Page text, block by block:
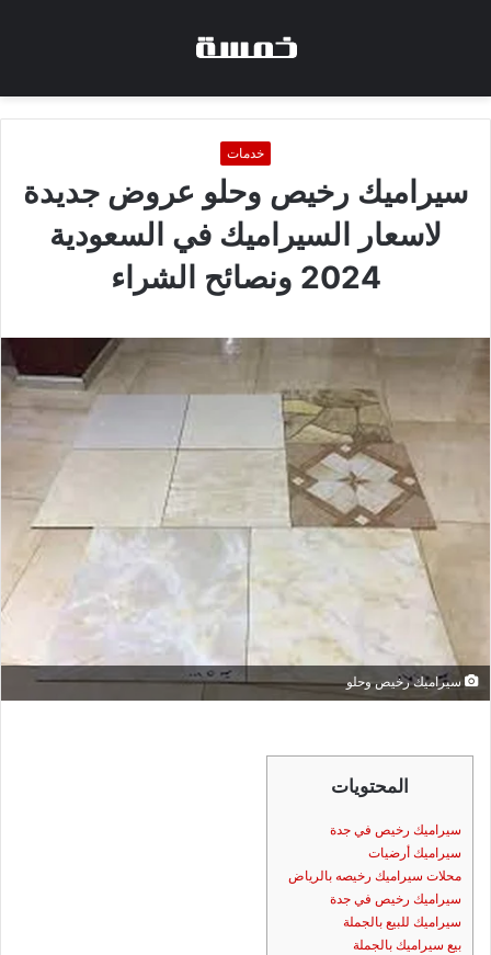
خدمات
سيراميك رخيص وحلو عروض جديدة
لاسعار السيراميك في السعودية
2024 ونصائح الشراء
سيراميك رخيص وحلو
المحتويات
سيراميك رخيص في جدة
سيراميك أرضيات
محلات سيراميك رخيصه بالرياض
سيراميك رخيص في جدة
سيراميك للبيع بالجملة
بيع سيراميك بالجملة